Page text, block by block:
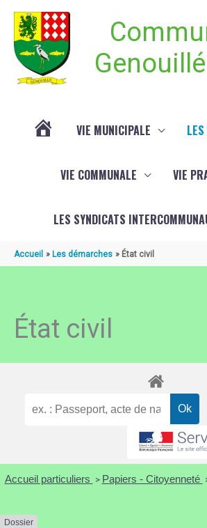
VIE MUNICIPALE
VIE COMMUNALE VIE
LES SYNDICATS
Accueil Les démarches État civil
État civil
Accueil particuliers > Papiers - Citoyenneté
Dossier